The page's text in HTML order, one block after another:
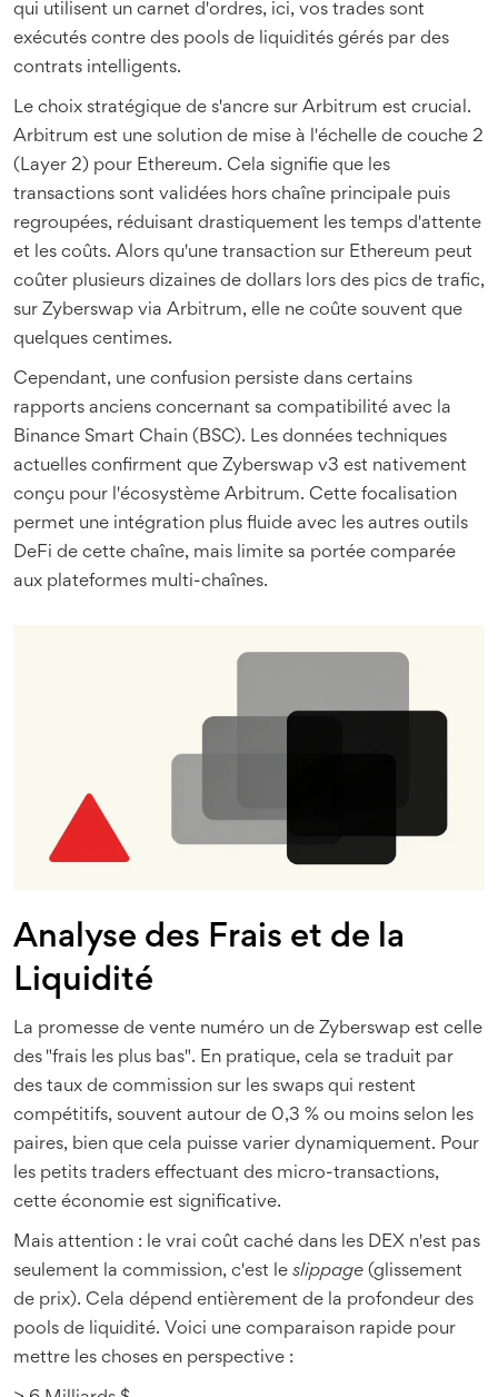
qui utilisent un carnet d'ordres, ici, vos trades sont
exécutés contre des pools de liquidités gérés par des
contrats intelligents.
Le choix stratégique de s'ancre sur Arbitrum est crucial.
Arbitrum est une solution de mise à l'échelle de couche 2
(Layer 2) pour Ethereum. Cela signifie que les
transactions sont validées hors chaîne principale puis
regroupées, réduisant drastiquement les temps d'attente
et les coûts. Alors qu'une transaction sur Ethereum peut
coûter plusieurs dizaines de dollars lors des pics de trafic,
sur Zyberswap via Arbitrum, elle ne coûte souvent que
quelques centimes.
Cependant, une confusion persiste dans certains
rapports anciens concernant sa compatibilité avec la
Binance Smart Chain (BSC). Les données techniques
actuelles confirment que Zyberswap v3 est nativement
conçu pour l'écosystème Arbitrum. Cette focalisation
permet une intégration plus fluide avec les autres outils
DeFi de cette chaîne, mais limite sa portée comparée
aux plateformes multi-chaînes.
Analyse des Frais et de la
Liquidité
La promesse de vente numéro un de Zyberswap est celle
des "frais les plus bas". En pratique, cela se traduit par
des taux de commission sur les swaps qui restent
compétitifs, souvent autour de 0,3 % ou moins selon les
paires, bien que cela puisse varier dynamiquement. Pour
les petits traders effectuant des micro-transactions,
cette économie est significative.
Mais attention : le vrai coût caché dans les DEX n'est pas
seulement la commission, c'est le slippage (glissement
de prix). Cela dépend entièrement de la profondeur des
pools de liquidité. Voici une comparaison rapide pour
mettre les choses en perspective :